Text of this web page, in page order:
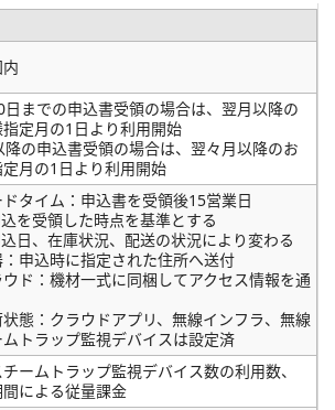
日までの申込書受領の場合は、翌月以降の
定月の1日より利用開始
降の申込書受領の場合は、翌々月以降のお
月の1日より利用開始
ドタイム：申込書を受領後15営業日
を受領した時点を基準とする
日、在庫状況、配送の状況により変わる
：申込時に指定された住所へ送付
ウド：機材一式に同梱してアクセス情報を通
状態：クラウドアプリ、無線インフラ、無線
ムトラップ監視デバイスは設定済
ームトラップ監視デバイス数の利用数、
による従量課金